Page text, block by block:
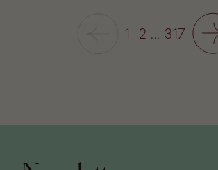
1 2 ... 317
Stopka